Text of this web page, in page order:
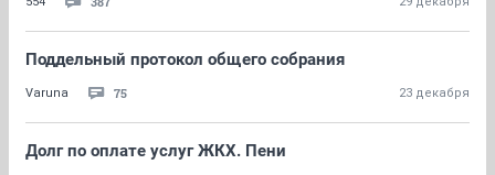
Поддельный протокол общего собрания
Varuna 75 23 декабря
Долг по оплате услуг ЖКХ. Пени